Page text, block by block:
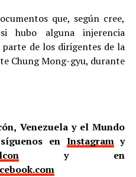
que, según cree,
hubo alguna injerencia
de los dirigentes de la
Chung Mong-gyu, durante
Venezuela y el Mundo
síguenos en Instagramy
y en